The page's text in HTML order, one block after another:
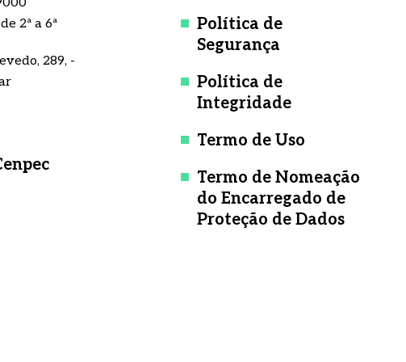
2ª a 6ª
289, -
Política de
Segurança
Política de
Integridade
Termo de Uso
Termo de Nomeação
do Encarregado de
Proteção de Dados